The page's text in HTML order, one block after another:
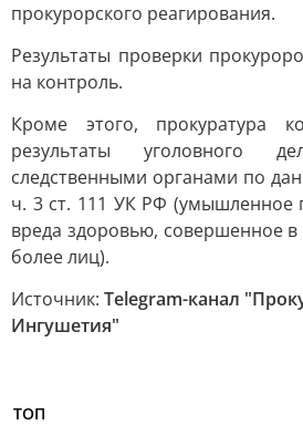
прокурорского реагирования.
Результаты проверки
на контроль.
Кроме этого, прокуратура
результаты уголовного
следственными органами по
ч. 3 ст. 111 УК РФ (умышленное
вреда здоровью, совершенное
более лиц).
Источник: Telegram-канал
Ингушетия"
ТОП